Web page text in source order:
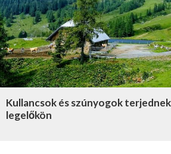
Kullancsok és szúnyogok
legelőkön